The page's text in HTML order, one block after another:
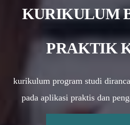
KURIKULUM
PRAKTIK
kurikulum program studi
pada aplikasi praktis dan